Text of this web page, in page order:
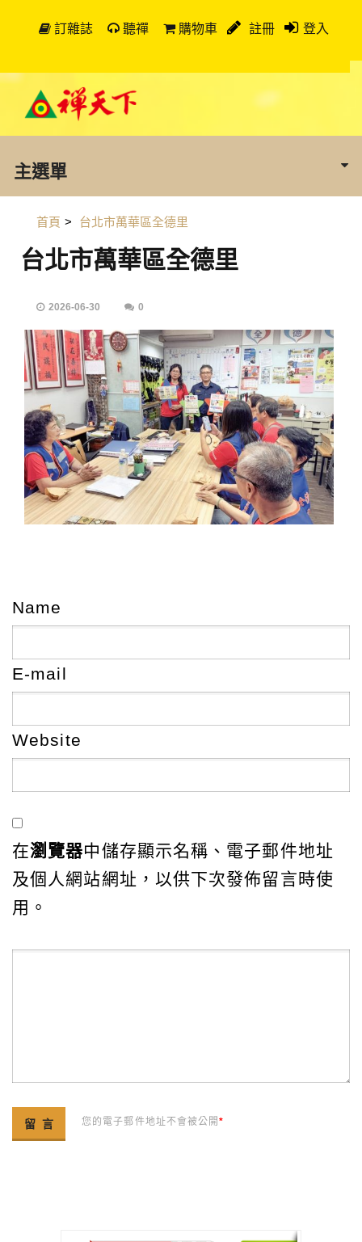
訂雜誌 聽禪 購物車 註冊 登入
主選單
首頁 > 台北市萬華區全德里
台北市萬華區全德里
2026-06-30 0
Name
E-mail
Website
在瀏覽器中儲存顯示名稱、電子郵件地址
及個人網站網址，以供下次發佈留言時使
用。
您的電子郵件地址不會被公開*